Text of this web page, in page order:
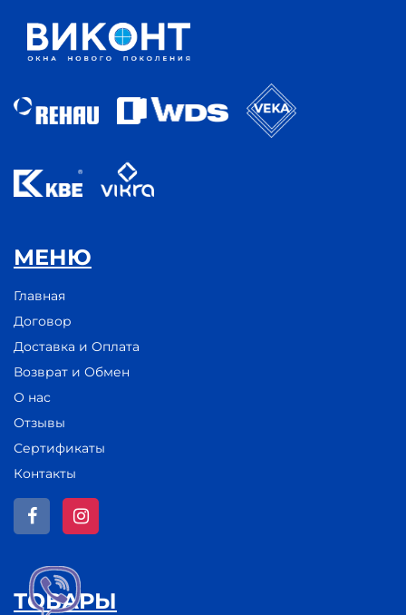
МЕНЮ
Главная
Договор
Доставка и Оплата
Возврат и Обмен
О нас
Отзывы
Сертификаты
Контакты
ТОВАРЫ